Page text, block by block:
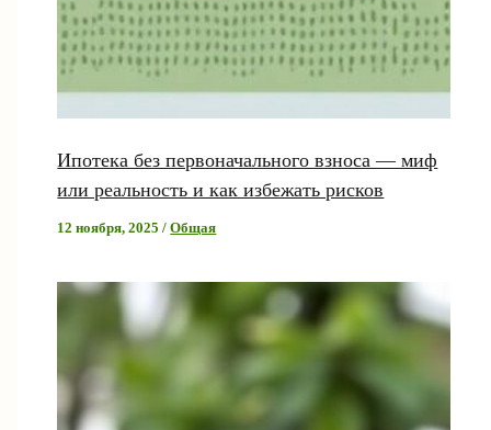
Ипотека без первоначального взноса — миф
или реальность и как избежать рисков
12 ноября, 2025/Общая